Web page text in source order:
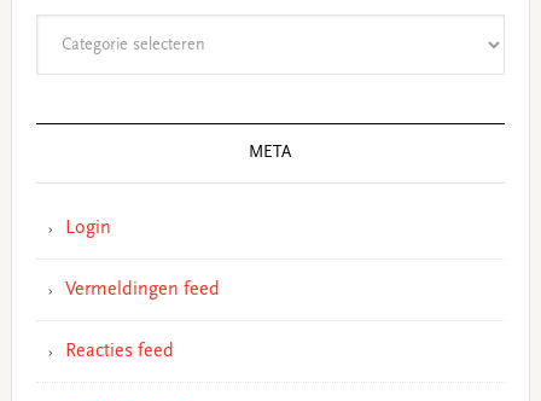
META
Login
Vermeldingen feed
Reacties feed